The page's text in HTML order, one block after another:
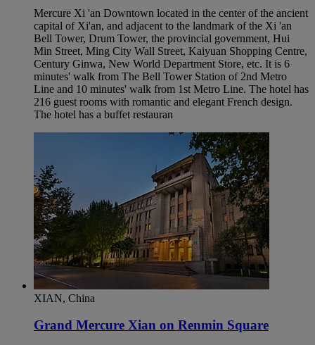
Mercure Xi 'an Downtown located in the center of the ancient
capital of Xi'an, and adjacent to the landmark of the Xi 'an
Bell Tower, Drum Tower, the provincial government, Hui
Min Street, Ming City Wall Street, Kaiyuan Shopping Centre,
Century Ginwa, New World Department Store, etc. It is 6
minutes' walk from The Bell Tower Station of 2nd Metro
Line and 10 minutes' walk from 1st Metro Line. The hotel has
216 guest rooms with romantic and elegant French design.
The hotel has a buffet restauran
XIAN, China
Grand Mercure Xian on Renmin Square